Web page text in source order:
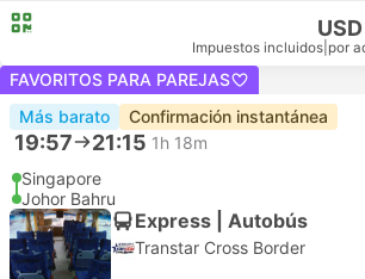
Impuestos incluidos por
FAVORITOS PARA PAREJAS
Más barato
Confirmación instantánea
19:57 21:15 1h 18m
Singapore
Johor Bahru
Express | Autobús
Transtar Cross Border